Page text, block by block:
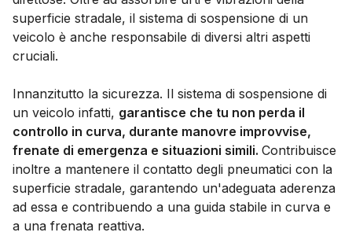
superficie stradale, il sistema di sospensione di un
veicolo è anche responsabile di diversi altri aspetti
cruciali.
Innanzitutto la sicurezza. Il sistema di sospensione di
un veicolo infatti, garantisce che tu non perda il
controllo in curva, durante manovre improvvise,
frenate di emergenza e situazioni simili. Contribuisce
inoltre a mantenere il contatto degli pneumatici con la
superficie stradale, garantendo un'adeguata aderenza
ad essa e contribuendo a una guida stabile in curva e
a una frenata reattiva.